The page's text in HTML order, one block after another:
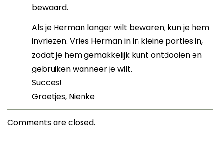
bewaard.
Als je Herman langer wilt bewaren, kun je hem
invriezen. Vries Herman in in kleine porties in,
zodat je hem gemakkelijk kunt ontdooien en
gebruiken wanneer je wilt.
Succes!
Groetjes, Nienke
Comments are closed.